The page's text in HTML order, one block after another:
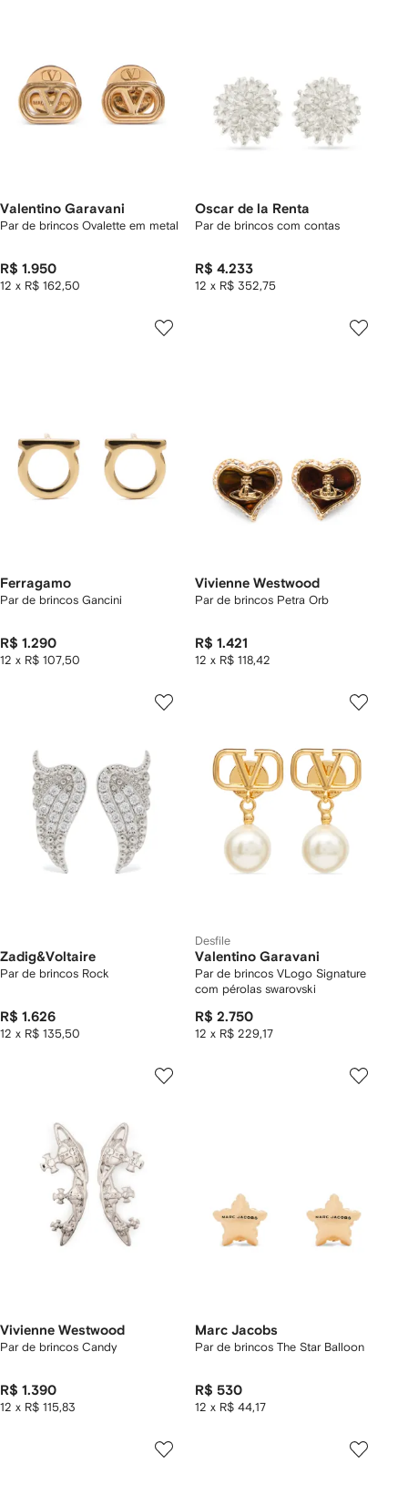
Valentino Garavani
Par de brincos Ovalette em metal
R$ 1.950
12 x R$ 162,50
Oscar de la Renta
Par de brincos com contas
R$ 4.233
12 x R$ 352,75
Ferragamo
Par de brincos Gancini
R$ 1.290
12 x R$ 107,50
Vivienne Westwood
Par de brincos Petra Orb
R$ 1.421
12 x R$ 118,42
Zadig&Voltaire
Par de brincos Rock
R$ 1.626
12 x R$ 135,50
Desfile
Valentino Garavani
Par de brincos VLogo Signature
com pérolas swarovski
R$ 2.750
12 x R$ 229,17
Vivienne Westwood
Par de brincos Candy
R$ 1.390
12 x R$ 115,83
Marc Jacobs
Par de brincos The Star Balloon
R$ 530
12 x R$ 44,17